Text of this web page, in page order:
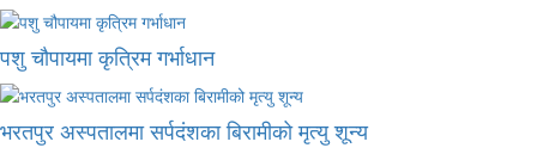
पशु चौपायमा कृत्रिम गर्भाधान
भरतपुर अस्पतालमा सर्पदंशका बिरामीको मृत्यु शून्य